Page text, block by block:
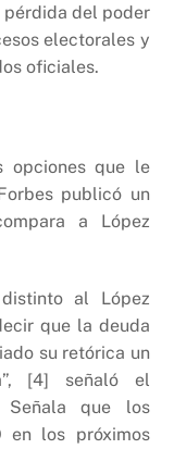
pérdida del poder
electorales y
oficiales.
opciones que le
publicó un
a López
al López
que la deuda
su retórica un
[4] señaló el
Señala que los
en los próximos